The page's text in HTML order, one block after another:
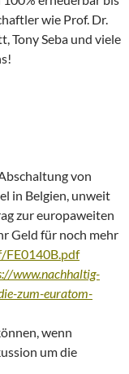
wie Prof. Dr.
Tony Seba und viele
von
in Belgien, unweit
zur europaweiten
Geld für noch mehr
www.nachhaltig-
zum-euratom-
wenn
um die